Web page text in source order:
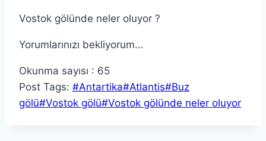
Vostok gölünde neler oluyor ?
Yorumlarınızı bekliyorum…
Okunma sayısı : 65
Post Tags: #Antartika#Atlantis#Buz
gölü#Vostok gölü#Vostok gölünde neler oluyor